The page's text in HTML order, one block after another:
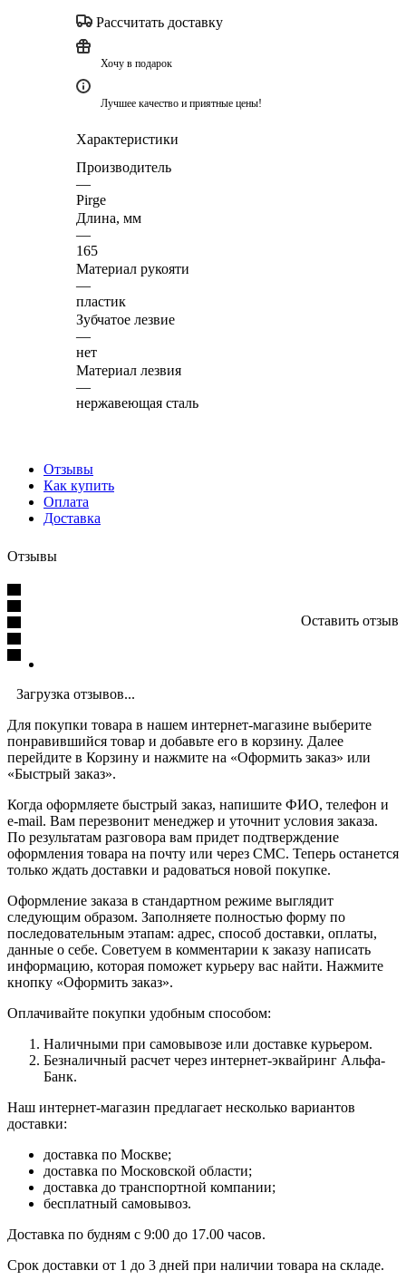
Рассчитать доставку
Хочу в подарок
Лучшее качество и приятные цены!
Характеристики
Производитель
—
Pirge
Длина, мм
—
165
Материал рукояти
—
пластик
Зубчатое лезвие
—
нет
Материал лезвия
—
нержавеющая сталь
Отзывы
Как купить
Оплата
Доставка
Отзывы
Оставить отзыв
Загрузка отзывов...
Для покупки товара в нашем интернет-магазине выберите
понравившийся товар и добавьте его в корзину. Далее
перейдите в Корзину и нажмите на «Оформить заказ» или
«Быстрый заказ».
Когда оформляете быстрый заказ, напишите ФИО, телефон и
e-mail. Вам перезвонит менеджер и уточнит условия заказа.
По результатам разговора вам придет подтверждение
оформления товара на почту или через СМС. Теперь останется
только ждать доставки и радоваться новой покупке.
Оформление заказа в стандартном режиме выглядит
следующим образом. Заполняете полностью форму по
последовательным этапам: адрес, способ доставки, оплаты,
данные о себе. Советуем в комментарии к заказу написать
информацию, которая поможет курьеру вас найти. Нажмите
кнопку «Оформить заказ».
Оплачивайте покупки удобным способом:
Наличными при самовывозе или доставке курьером.
Безналичный расчет через интернет-эквайринг Альфа-
Банк.
Наш интернет-магазин предлагает несколько вариантов
доставки:
доставка по Москве;
доставка по Московской области;
доставка до транспортной компании;
бесплатный самовывоз.
Доставка по будням с 9:00 до 17.00 часов.
Срок доставки от 1 до 3 дней при наличии товара на складе.